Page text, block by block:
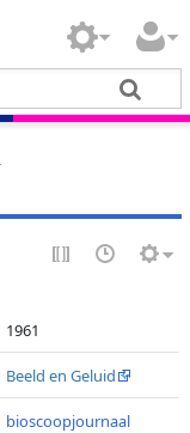
1961
Beeld en Geluid
bioscoopjournaal